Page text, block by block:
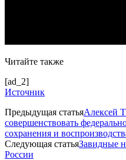
Читайте также
[ad_2]
Источник
Предыдущая статьяАлексей
совершенствовать
сохранения и
Следующая статьяЗавидные
России